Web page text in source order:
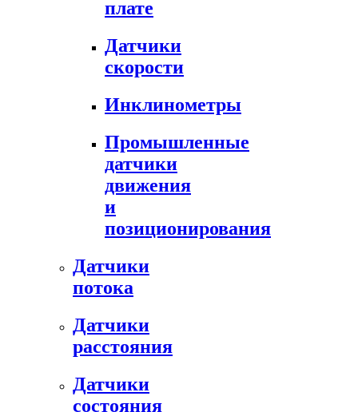
плате
Датчики
скорости
Инклинометры
Промышленные
датчики
движения
и
позиционирования
Датчики
потока
Датчики
расстояния
Датчики
состояния